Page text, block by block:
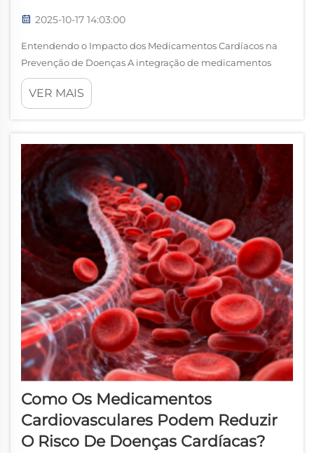
2025-10-17 14:03:00
Entendendo o Impacto dos Medicamentos Cardíacos na
Prevenção de Doenças A integração de medicamentos
cardiovasculares na medicina preventiva representa uma
mudança significativa na forma como abordamos o
manejo da saúde cardíaca. Em vez de esperar por doenças
VER MAIS
Como Os Medicamentos
Cardiovasculares Podem Reduzir
O Risco De Doenças Cardíacas?